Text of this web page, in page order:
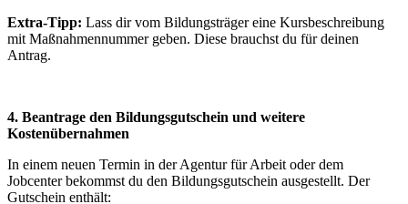
Extra-Tipp: Lass dir vom Bildungsträger eine Kursbeschreibung
mit Maßnahmennummer geben. Diese brauchst du für deinen
Antrag.
4. Beantrage den Bildungsgutschein und weitere
Kostenübernahmen
In einem neuen Termin in der Agentur für Arbeit oder dem
Jobcenter bekommst du den Bildungsgutschein ausgestellt. Der
Gutschein enthält: